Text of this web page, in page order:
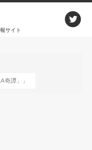
サイト
奇譚」」